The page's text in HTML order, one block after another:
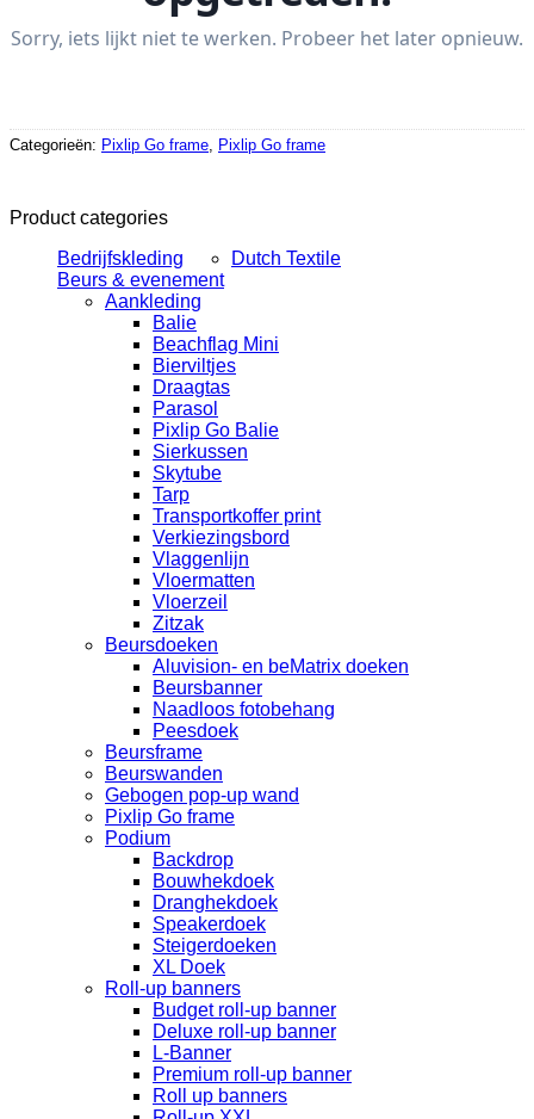
Categorieën: Pixlip Go frame Pixlip Go frame
Product categories
Bedrijfskleding
Dutch Textile
Beurs & evenement
Aankleding
Balie
Beachflag Mini
Bierviltjes
Draagtas
Parasol
Pixlip Go Balie
Sierkussen
Skytube
Tarp
Transportkoffer print
Verkiezingsbord
Vlaggenlijn
Vloermatten
Vloerzeil
Zitzak
Beursdoeken
Aluvision- en beMatrix doeken
Beursbanner
Naadloos fotobehang
Peesdoek
Beursframe
Beurswanden
Gebogen pop-up wand
Pixlip Go frame
Podium
Backdrop
Bouwhekdoek
Dranghekdoek
Speakerdoek
Steigerdoeken
XL Doek
Roll-up banners
Budget roll-up banner
Deluxe roll-up banner
L-Banner
Premium roll-up banner
Roll up banners